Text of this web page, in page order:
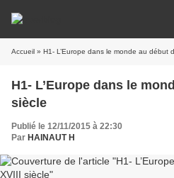
Accueil » H1- L’Europe dans le monde au début
H1- L’Europe dans le
siècle
Publié le 12/11/2015 à 22:30
Par HAINAUT H